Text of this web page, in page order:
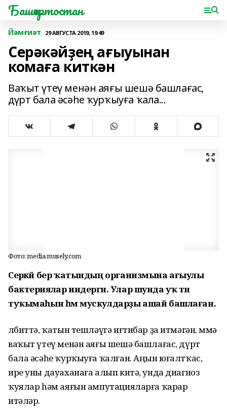
Башҡортостан
Йәмғиәт 29 АВГУСТА 2019, 19:49
Серәкәйҙең ағыуынан
комаға киткән
Ваҡыт үтеү менән аяғы шешә башлағас,
дүрт бала әсәһе ҡурҡыуға ҡала...
Фото: media.musely.com
Серәкәй бер ҡатындың организмына ағыулы
бактериялар индергән. Улар шунда уҡ тән
туҡымаһын һәм мускулдарҙы ашай башлаған.
Әлбиттә, ҡатын тешләүгә иғтибар ҙа итмәгән. Әммә
ваҡыт үтеү менән аяғы шешә башлағас, дүрт
бала әсәһе ҡурҡыуға ҡалған. Аңын юғалтҡас,
ире уны дауаханаға алып китә, унда диагноз
ҡуялар һәм аяғын ампутацияларға ҡарар
итәләр.